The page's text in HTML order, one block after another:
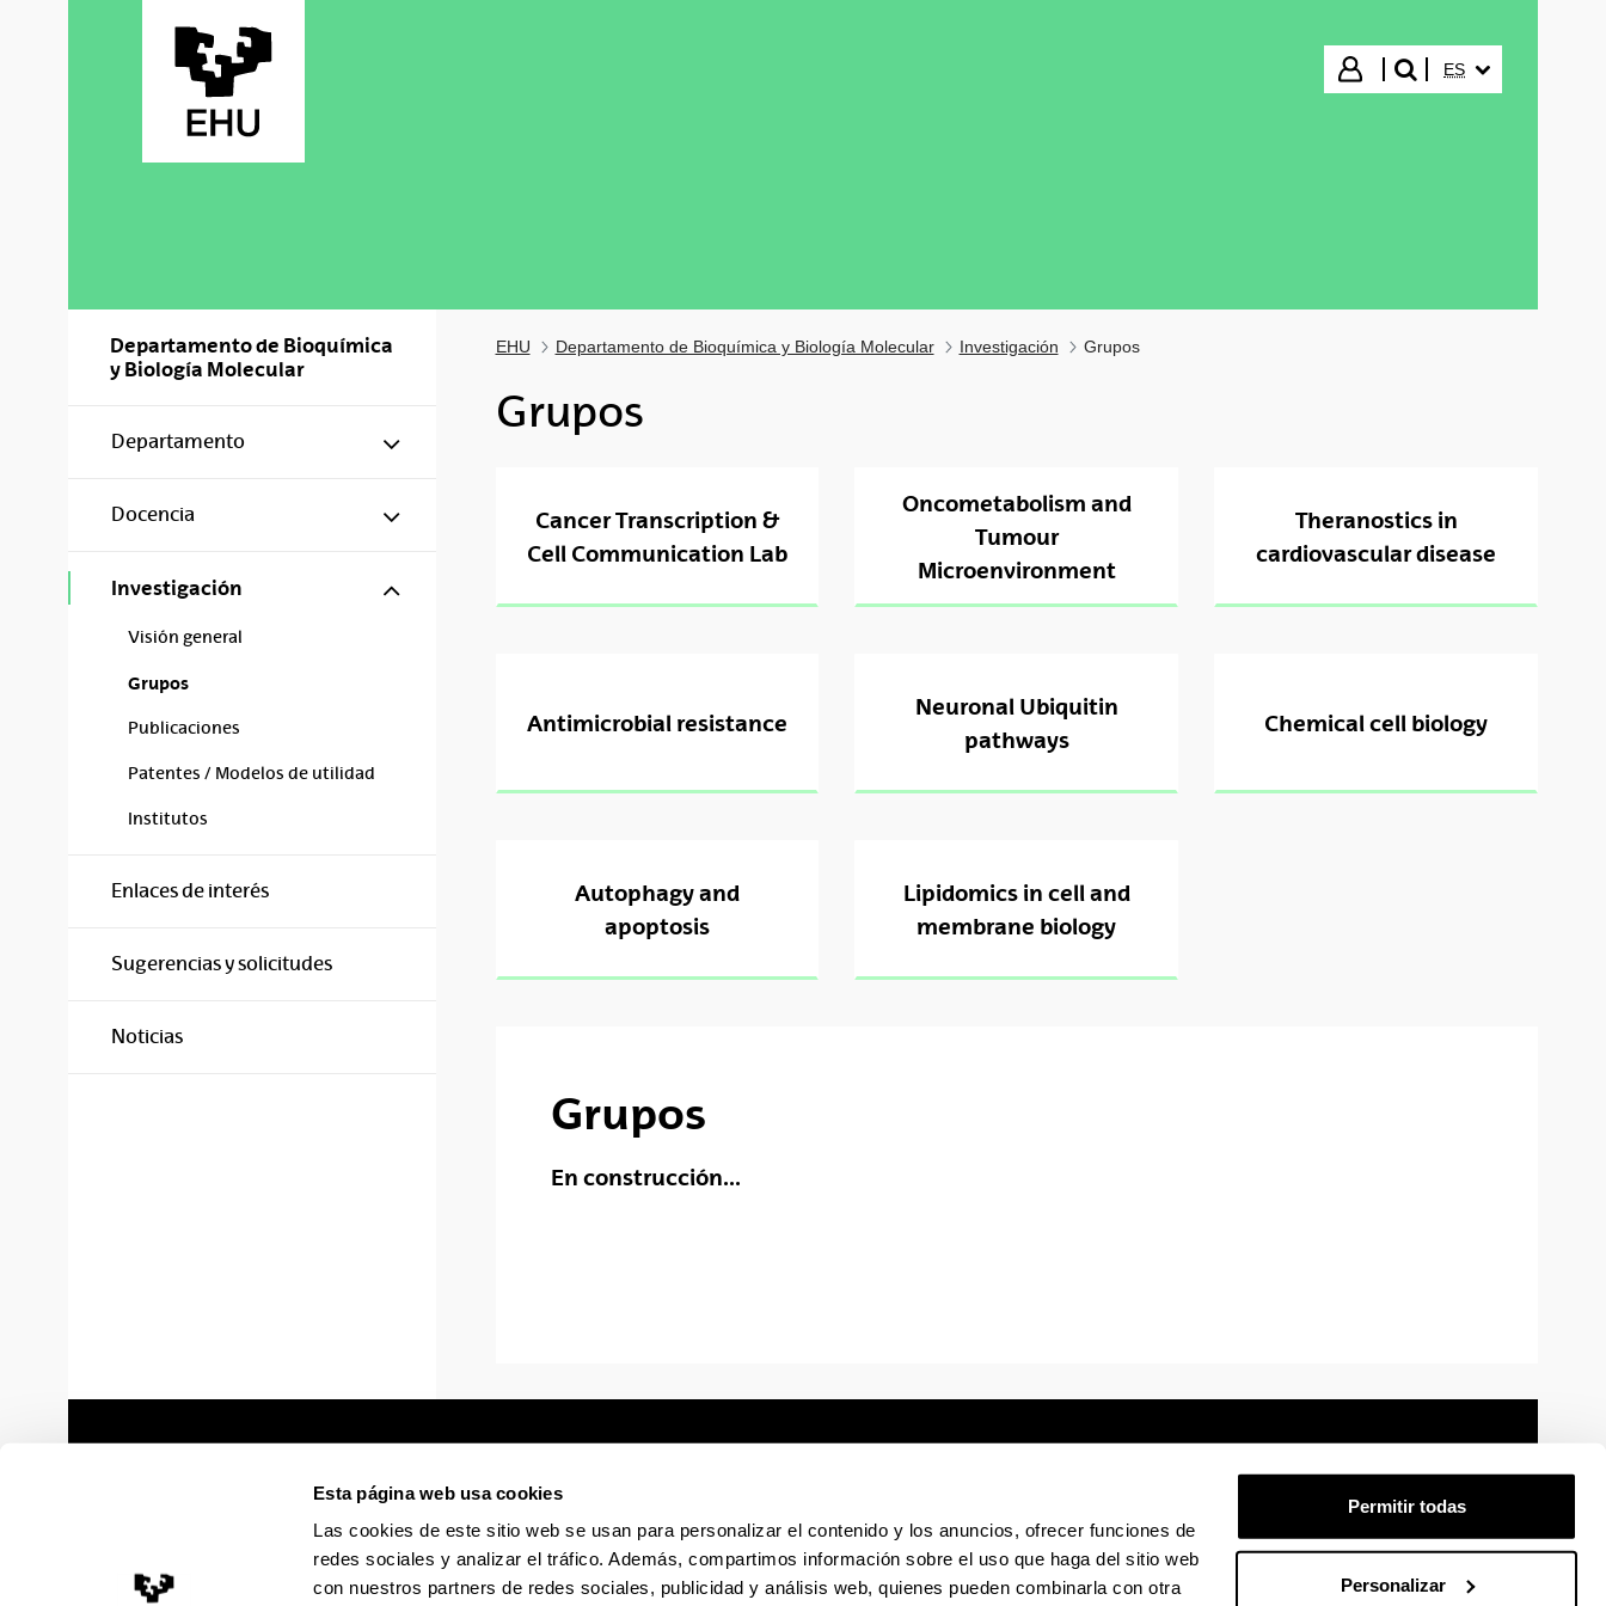
Esta página web usa cookies
Las cookies de este sitio web se usan para personalizar el contenido y los anuncios, ofrecer funciones de
redes sociales y analizar el tráfico. Además, compartimos información sobre el uso que haga del sitio web
con nuestros partners de redes sociales, publicidad y análisis web, quienes pueden combinarla con otra
Permitir todas
Personalizar
Iniciar sesión
buscar"
ES
Departamento de Bioquímica
y Biología Molecular
Departamento Mostrar/ocultar subpáginas
Docencia Mostrar/ocultar subpáginas
Investigación Mostrar/ocultar subpáginas
Visión general
Grupos
Publicaciones
Patentes / Modelos de utilidad
Institutos
Enlaces de interés
Sugerencias y solicitudes
Noticias
EHU Departamento de Bioquímica y Biología Molecular Investigación Grupos
Grupos
Cancer Transcription &
Cell Communication Lab
Oncometabolism and
Tumour
Microenvironment
Theranostics in
cardiovascular disease
Antimicrobial resistance
Neuronal Ubiquitin
pathways
Chemical cell biology
Autophagy and
apoptosis
Lipidomics in cell and
membrane biology
Grupos
En construcción...
Sede electrónica Accesibilidad Información legal Mapa Ayuda Contacto